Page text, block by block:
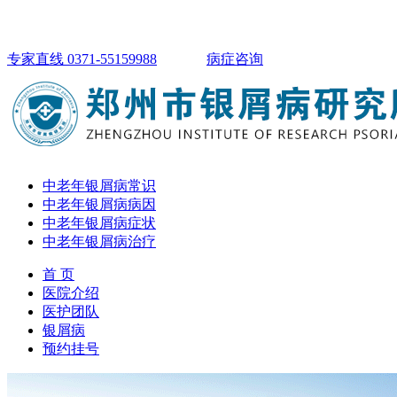
专家直线 0371-55159988 病症咨询
中老年银屑病常识
中老年银屑病病因
中老年银屑病症状
中老年银屑病治疗
首 页
医院介绍
医护团队
银屑病
预约挂号